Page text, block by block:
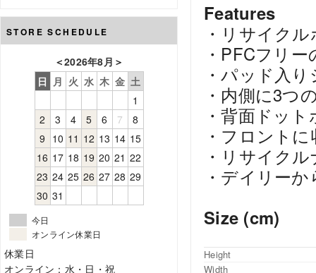
STORE SCHEDULE
＜2026年8月 ＞
日 月 火 水 木 金 土
1
2
3 4 5 6 7
8
9 10 11 12 13 14 15
16 17 18 19 20 21 22
23 24 25 26 27 28 29
30 31
今日
オンライン休業日
休業日
オンライン：水・日・祝
Features
・リサイク
・PFCフリ
・パッド入
・内側に3つ
・背面ドッ
・フロント
・リサイク
・デイリー
Size (cm)
Height
Width